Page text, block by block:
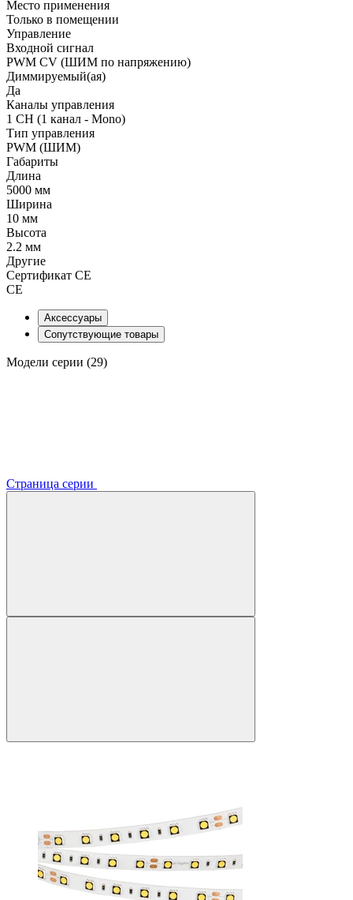
Место применения
Только в помещении
Управление
Входной сигнал
PWM СV (ШИМ по напряжению)
Диммируемый(ая)
Да
Каналы управления
1 CH (1 канал - Mono)
Тип управления
PWM (ШИМ)
Габариты
Длина
5000 мм
Ширина
10 мм
Высота
2.2 мм
Другие
Сертификат CE
CE
Аксессуары
Сопутствующие товары
Модели серии (29)
Страница серии